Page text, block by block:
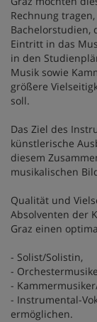
Rechnung
Bachelorstudien,
Eintritt in das
in den
Musik sowie
größere
soll.
Das Ziel des
künstlerische
diesem
musikalischen
Qualität und
Absolventen der
Graz einen
- Solist/Solistin,
-
-
- Instrumental-
ermöglichen.